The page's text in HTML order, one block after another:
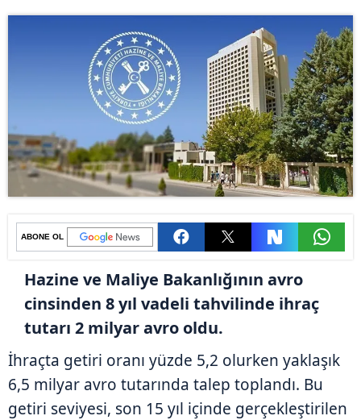
ABONE OL
Hazine ve Maliye Bakanlığının avro
cinsinden 8 yıl vadeli tahvilinde ihraç
tutarı 2 milyar avro oldu.
İhraçta getiri oranı yüzde 5,2 olurken yaklaşık
6,5 milyar avro tutarında talep toplandı. Bu
getiri seviyesi, son 15 yıl içinde gerçekleştirilen